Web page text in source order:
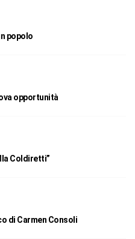
popolo
opportunità
Coldiretti”
di Carmen Consoli